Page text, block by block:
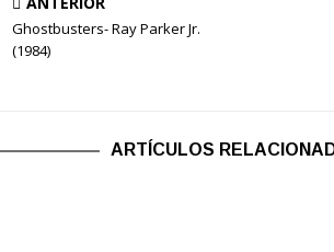
Ghostbusters- Ray Parker Jr.
(1984)
ARTÍCULOS